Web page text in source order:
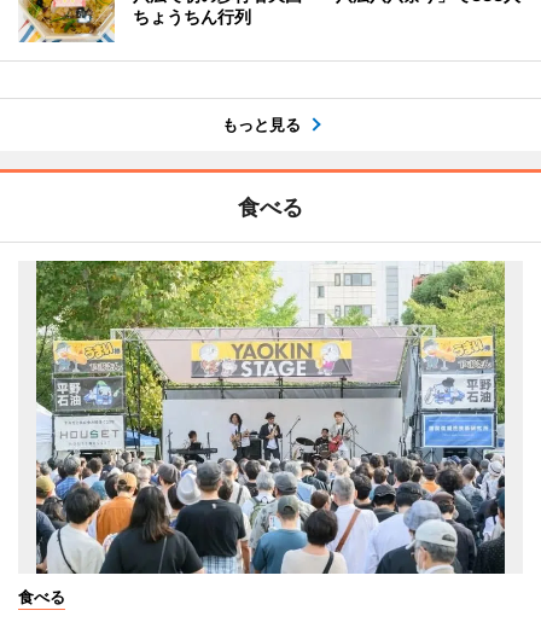
ちょうちん行列
もっと見る
食べる
食べる